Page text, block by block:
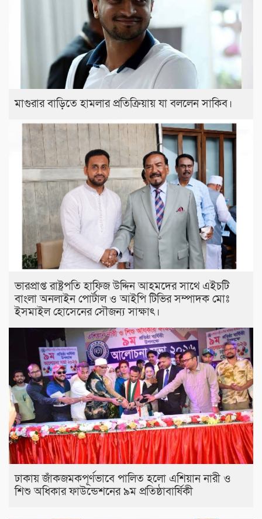
মাগুরার বাড়িতে হামলার প্রতিক্রিয়ায় যা বললেন সাকিব।
ভারপ্রাপ্ত রাষ্ট্রপতি হাফিজ উদ্দিন আহমদের সাথে এইচটি
বাংলা অনলাইন পোর্টাল ও আইপি টিভির সম্পাদক মোঃ
ইসমাইল হোসেনের সৌজন্য সাক্ষাৎ।
ঢাকায় জাঁকজমকপূর্ণভাবে পালিত হলো এশিয়ান নারী ও
শিশু অধিকার ফাউন্ডেশনের ৯ম প্রতিষ্ঠাবার্ষিকী